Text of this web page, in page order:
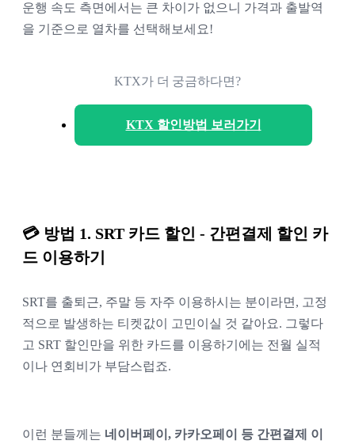
운행 속도 측면에서는 큰 차이가 없으니 가격과 출발역
을 기준으로 열차를 선택해보세요!
KTX가 더 궁금하다면?
KTX 할인방법 보러가기
💳 방법 1. SRT 카드 할인 - 간편결제 할인 카
드 이용하기
SRT를 출퇴근, 주말 등 자주 이용하시는 분이라면, 고정
적으로 발생하는 티켓값이 고민이실 것 같아요. 그렇다
고 SRT 할인만을 위한 카드를 이용하기에는 전월 실적
이나 연회비가 부담스럽죠.
이런 분들께는 네이버페이, 카카오페이 등 간편결제 이